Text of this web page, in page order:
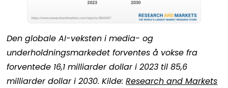
Den globale AI-veksten i media- og
underholdningsmarkedet forventes å vokse fra
forventede 16,1 milliarder dollar i 2023 til 85,6
milliarder dollar i 2030. Kilde:Research and Markets